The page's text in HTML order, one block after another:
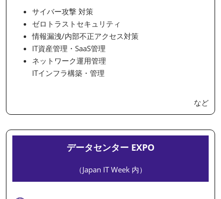
サイバー攻撃 対策
ゼロトラストセキュリティ
情報漏洩/内部不正アクセス対策
IT資産管理・SaaS管理
ネットワーク運用管理
ITインフラ構築・管理
など
データセンター EXPO
（Japan IT Week 内）